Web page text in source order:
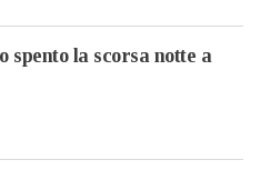
spento la scorsa notte a